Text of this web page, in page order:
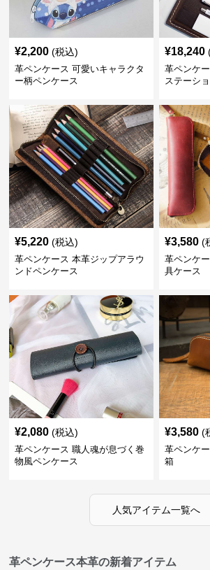
¥2,200 (税込)
革ペンケース 可愛いキャラクタ
ー柄ペンケース
¥18,240
革ペンケ
ステーシ
¥5,220 (税込)
革ペンケース 本革ジップアラウ
ンドペンケース
¥3,580 (
革ペンケ
具ケース
¥2,080 (税込)
革ペンケース 職人魂が息づく巻
物風ペンケース
¥3,580 (
革ペンケ
箱
人気アイテム一覧へ
革ペンケース本革の新着アイテム